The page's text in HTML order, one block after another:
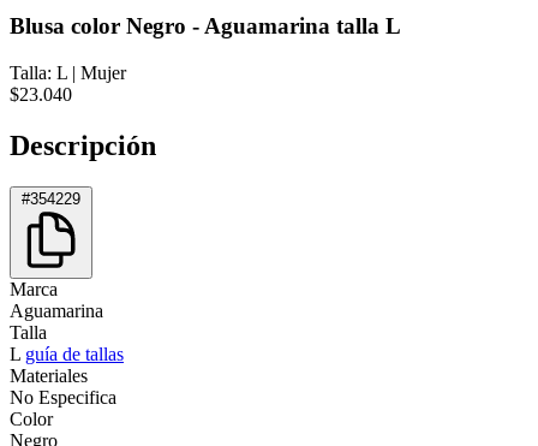
Blusa color Negro - Aguamarina talla L
Talla: L | Mujer
$23.040
Descripción
#354229
Marca
Aguamarina
Talla
L guía de tallas
Materiales
No Especifica
Color
Negro